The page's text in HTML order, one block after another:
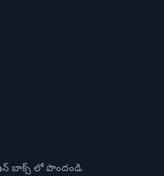
బాక్స్ లో పొందండి.